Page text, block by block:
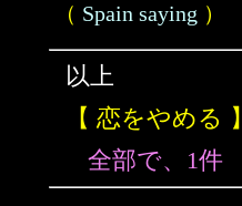
（ Spain saying ）
以上
【 恋をやめる 】
全部で、1件